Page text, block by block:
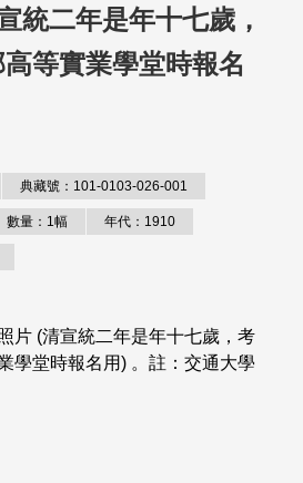
統二年是年十七歲，
等實業學堂時報名
典藏號：101-0103-026-001
數量：1幅 年代：1910
片 (清宣統二年是年十七歲，考
學堂時報名用) 。註：交通大學